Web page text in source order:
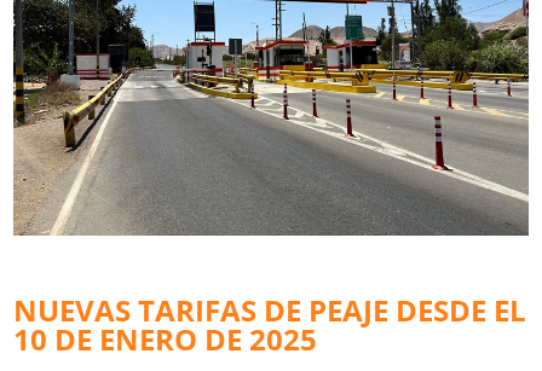
NUEVAS TARIFAS DE PEAJE DESDE EL
10 DE ENERO DE 2025